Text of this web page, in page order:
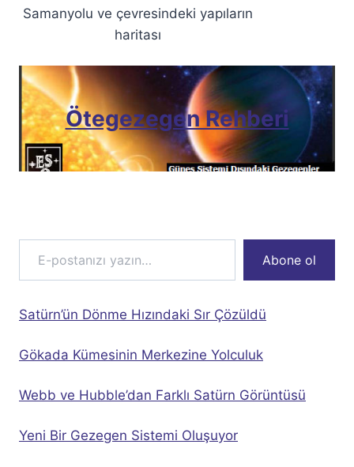
Samanyolu ve çevresindeki yapıların
haritası
Ötegezegen Rehberi
E-postanızı yazın…
Abone ol
Satürn’ün Dönme Hızındaki Sır Çözüldü
Gökada Kümesinin Merkezine Yolculuk
Webb ve Hubble’dan Farklı Satürn Görüntüsü
Yeni Bir Gezegen Sistemi Oluşuyor